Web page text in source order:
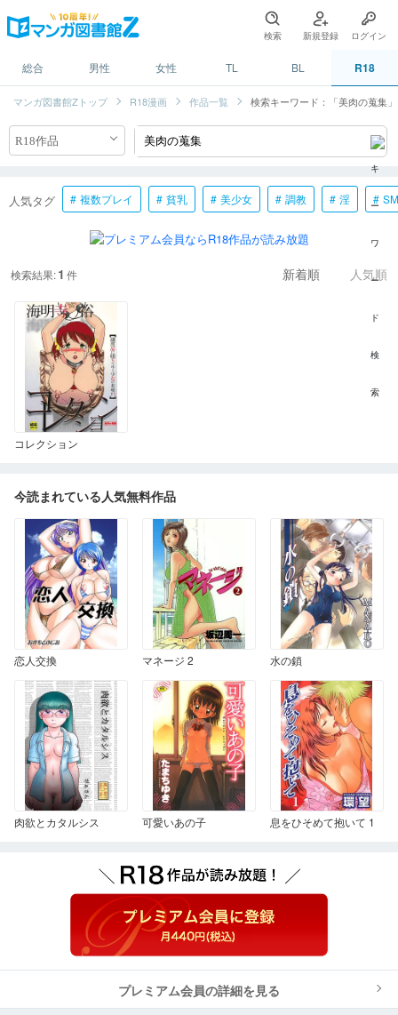
検索 新規登録 ログイン
総合 男性 女性 TL BL R18
マンガ図書館Zトップ R18漫画 作品一覧 検索キーワード：「美肉の蒐集」
人気タグ 複数プレイ 貧乳 美少女 調教 淫 SM
検索結果:1 件 新着順 人気順
コレクション
今読まれている人気無料作品
恋人交換 マネージ 2 水の鎖
肉欲とカタルシス 可愛いあの子 息をひそめて抱いて 1
プレミアム会員の詳細を見る